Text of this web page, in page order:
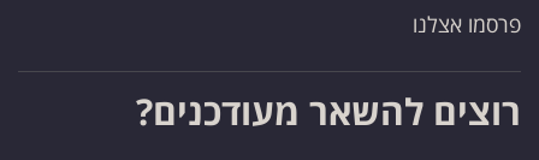
פרסמו אצלנו
רוצים להשאר מעודכנים?